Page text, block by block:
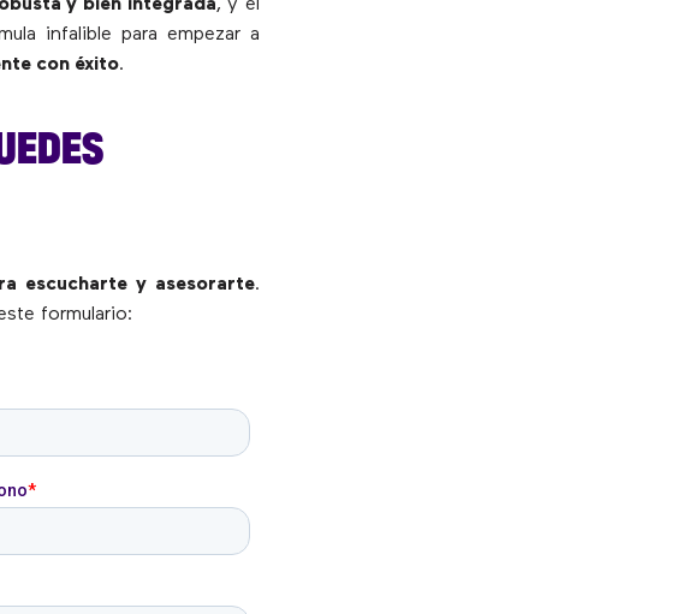
y bien integrada, y el
infalible para empezar a
con éxito.
escucharte y asesorarte.
formulario: